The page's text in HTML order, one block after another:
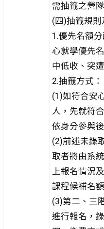
需抽籤之營
(四)抽籤規則
1.優先名額
心就學優先
中低收、突
2.抽籤方式：
(1)如符合安
人，先就符
依身分參與
(2)前述未錄
取者將由系
上報名情況
課程候補名
(3)第二、三
進行報名，